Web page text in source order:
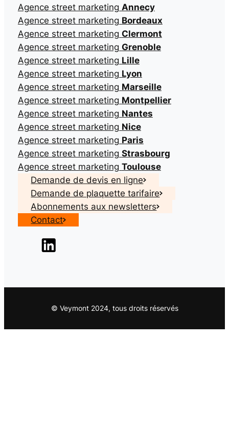
Agence street marketing Annecy
Agence street marketing Bordeaux
Agence street marketing Clermont
Agence street marketing Grenoble
Agence street marketing Lille
Agence street marketing Lyon
Agence street marketing Marseille
Agence street marketing Montpellier
Agence street marketing Nantes
Agence street marketing Nice
Agence street marketing Paris
Agence street marketing Strasbourg
Agence street marketing Toulouse
Demande de devis en ligne
Demande de plaquette tarifaire
Abonnements aux newsletters
Contact
© Veymont 2024, tous droits réservés